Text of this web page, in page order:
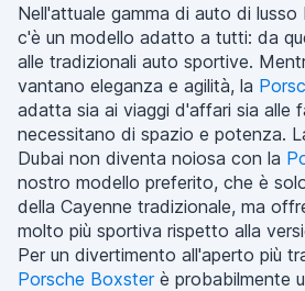
Nell'attuale gamma di auto di
c'è un modello adatto a tutti: da
alle tradizionali auto sportive.
vantano eleganza e agilità, la
adatta sia ai viaggi d'affari sia alle
necessitano di spazio e potenza.
Dubai non diventa noiosa con la
nostro modello preferito, che è
della Cayenne tradizionale, ma
molto più sportiva rispetto alla
Per un divertimento all'aperto più
Porsche Boxsterè probabilmente